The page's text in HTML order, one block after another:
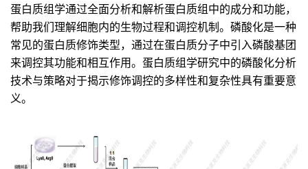
蛋白质组学通过全面分析和解析蛋白质组中的成分和功能，
帮助我们理解细胞内的生物过程和调控机制。磷酸化是一种
常见的蛋白质修饰类型，通过在蛋白质分子中引入磷酸基团
来调控其功能和相互作用。蛋白质组学研究中的磷酸化分析
技术与策略对于揭示修饰调控的多样性和复杂性具有重要意
义。